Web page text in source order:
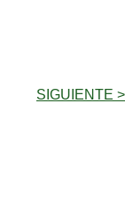
SIGUIENTE >